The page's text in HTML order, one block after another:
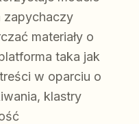
zapychaczy
materiały o
taka jak
w oparciu o
klastry